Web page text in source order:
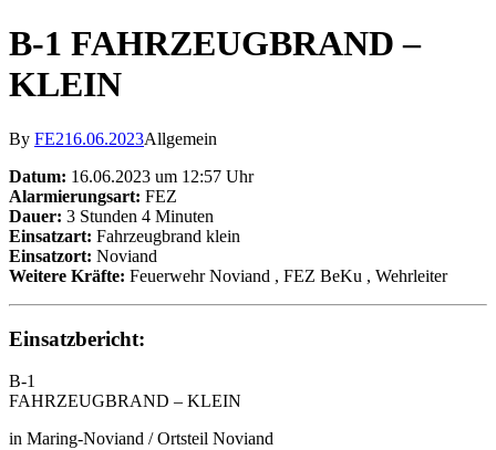
B-1 FAHRZEUGBRAND –
KLEIN
By FE216.06.2023Allgemein
Datum: 16.06.2023 um 12:57 Uhr
Alarmierungsart: FEZ
Dauer: 3 Stunden 4 Minuten
Einsatzart: Fahrzeugbrand klein
Einsatzort: Noviand
Weitere Kräfte: Feuerwehr Noviand , FEZ BeKu , Wehrleiter
Einsatzbericht:
B-1
FAHRZEUGBRAND – KLEIN
in Maring-Noviand / Ortsteil Noviand